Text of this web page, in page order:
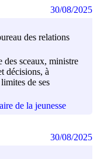
des relations
des sceaux, ministre
décisions, à
de ses
de la jeunesse
30/08/2025
30/08/2025